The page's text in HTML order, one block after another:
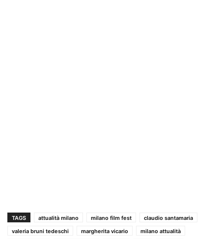
TAGS attualità milano milano film fest
claudio santamaria
valeria bruni tedeschi
margherita vicario
milano attualità